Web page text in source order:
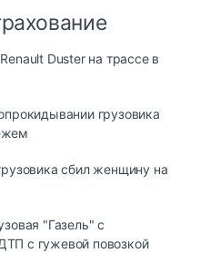
Duster на трассе в
грузовика
сбил женщину на
"Газель" с
с гужевой повозкой